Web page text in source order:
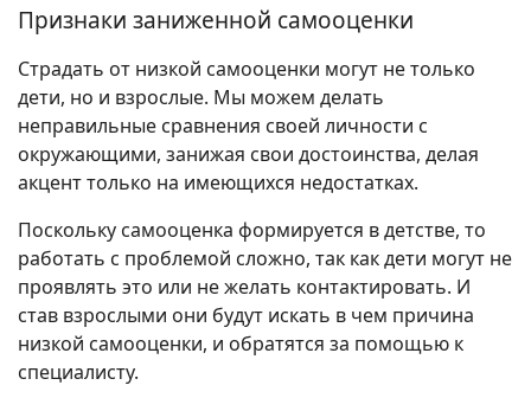
Признаки заниженной самооценки
Страдать от низкой самооценки могут не только
дети, но и взрослые. Мы можем делать
неправильные сравнения своей личности с
окружающими, занижая свои достоинства, делая
акцент только на имеющихся недостатках.
Поскольку самооценка формируется в детстве, то
работать с проблемой сложно, так как дети могут не
проявлять это или не желать контактировать. И
став взрослыми они будут искать в чем причина
низкой самооценки, и обратятся за помощью к
специалисту.